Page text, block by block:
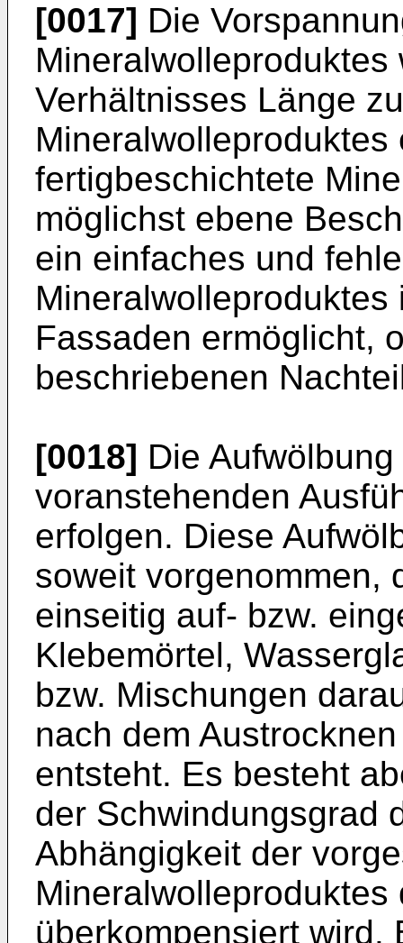
[0017] Die
Verhältnisses Länge
fertigbeschichtete
möglichst ebene
ein einfaches und
Fassaden ermöglicht,
beschriebenen
[0018] Die
voranstehenden
erfolgen. Diese
soweit vorgenommen,
einseitig auf- bzw.
Klebemörtel,
bzw. Mischungen
nach dem
entsteht. Es besteht
der Schwindungsgrad
Abhängigkeit der
Mineralwolleproduktes
überkompensiert wird.